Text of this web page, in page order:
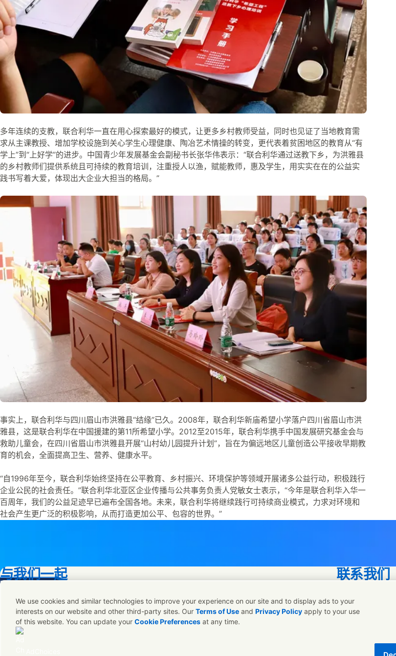
多年连续的支教，联合利华一直在用心探索最好的模式，让更多乡村教师受益，同时也见证了当地教育需
求从主课教授、增加学校设施到关心学生心理健康、陶冶艺术情操的转变，更代表着贫困地区的教育从“有
学上”到“上好学”的进步。中国青少年发展基金会副秘书长张华伟表示：“联合利华通过送教下乡，为洪雅县
的乡村教师们提供系统且可持续的教育培训，注重授人以渔，赋能教师，惠及学生，用实实在在的公益实
践书写着大爱，体现出大企业大担当的格局。”
事实上，联合利华与四川眉山市洪雅县“结缘”已久。2008年，联合利华新庙希望小学落户四川省眉山市洪
雅县，这是联合利华在中国援建的第11所希望小学。2012至2015年，联合利华携手中国发展研究基金会与
救助儿童会，在四川省眉山市洪雅县开展“山村幼儿园提升计划”，旨在为偏远地区儿童创造公平接收早期教
育的机会，全面提高卫生、营养、健康水平。
“自1996年至今，联合利华始终坚持在公平教育、乡村振兴、环境保护等领域开展诸多公益行动，积极践行
企业公民的社会责任。”联合利华北亚区企业传播与公共事务负责人党敏女士表示，“今年是联合利华入华一
百周年，我们的公益足迹早已遍布全国各地。未来，联合利华将继续践行可持续商业模式，力求对环境和
社会产生更广泛的积极影响，从而打造更加公平、包容的世界。”
与我们一起
我们始终在寻找与我们拥有相同的可持续未来理念的人们。
联系我们
We use cookies and similar technologies to improve your experience on our site and to display ads to your
interests on our website and other third-party sites. Our Terms of Use and Privacy Policy apply to your use
of this website. You can update your Cookie Preferences at any time.